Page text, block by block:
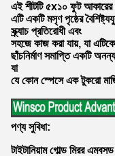
এই শীটটি ৫x১০ ফুট আকারের
এটি একটি মসৃণ পৃষ্ঠের
স্ক্র্যাচ প্রতিরোধী এবং
সহজে কাজ করা যায়, যা
ছাঁচনির্মাণ সমাপ্তি একটি
যা
যে কোন স্পেসে এক টুকরো
পণ্য সুবিধা:
টাইটানিয়াম গোল্ড মিরর